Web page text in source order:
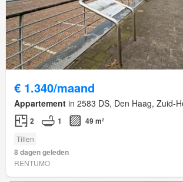
€ 1.340/maand
Appartement in 2583 DS, Den Haag, Zuid-
2 1 49 m²
Tillen
8 dagen geleden
RENTUMO